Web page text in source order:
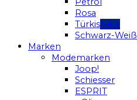
Rosa
Türkis
Schwarz-Weiß
Marken
Modemarken
Joop!
Schiesser
ESPRIT